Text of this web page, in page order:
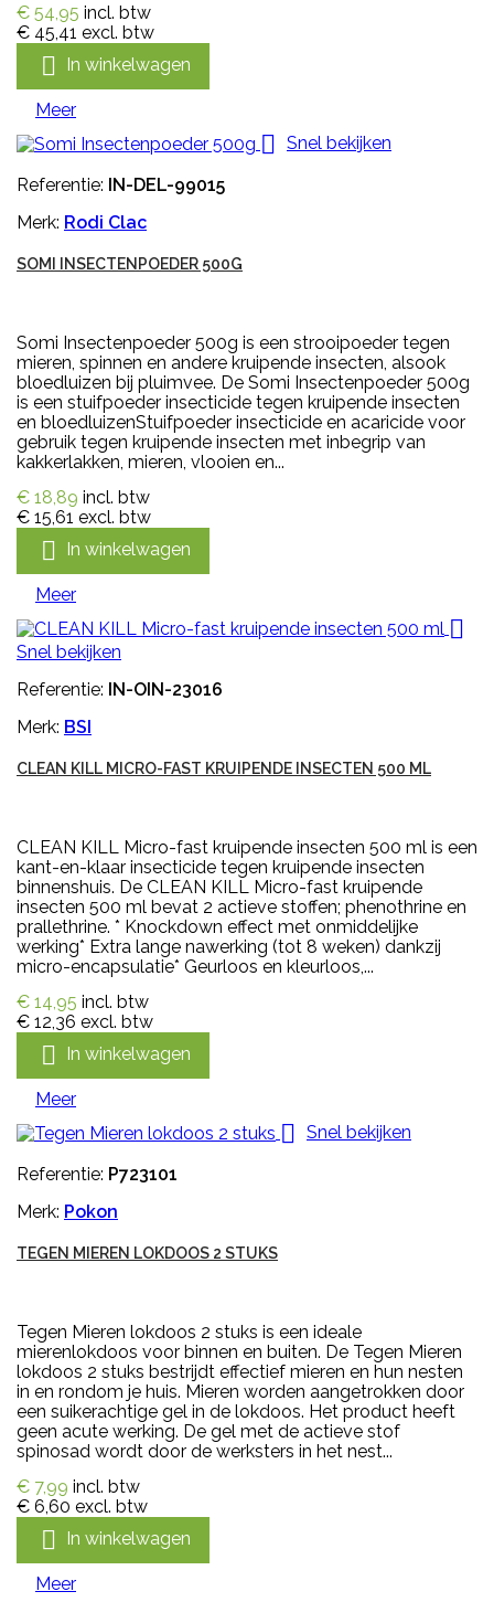
€ 54,95 incl. btw
€ 45,41 excl. btw
 In winkelwagen
Meer
 Snel bekijken
Referentie: IN-DEL-99015
Merk: Rodi Clac
SOMI INSECTENPOEDER 500G
Somi Insectenpoeder 500g is een strooipoeder tegen
mieren, spinnen en andere kruipende insecten, alsook
bloedluizen bij pluimvee. De Somi Insectenpoeder 500g
is een stuifpoeder insecticide tegen kruipende insecten
en bloedluizenStuifpoeder insecticide en acaricide voor
gebruik tegen kruipende insecten met inbegrip van
kakkerlakken, mieren, vlooien en...
€ 18,89 incl. btw
€ 15,61 excl. btw
 In winkelwagen
Meer

Snel bekijken
Referentie: IN-OIN-23016
Merk: BSI
CLEAN KILL MICRO-FAST KRUIPENDE INSECTEN 500 ML
CLEAN KILL Micro-fast kruipende insecten 500 ml is een
kant-en-klaar insecticide tegen kruipende insecten
binnenshuis. De CLEAN KILL Micro-fast kruipende
insecten 500 ml bevat 2 actieve stoffen; phenothrine en
prallethrine. * Knockdown effect met onmiddelijke
werking* Extra lange nawerking (tot 8 weken) dankzij
micro-encapsulatie* Geurloos en kleurloos,...
€ 14,95 incl. btw
€ 12,36 excl. btw
 In winkelwagen
Meer
 Snel bekijken
Referentie: P723101
Merk: Pokon
TEGEN MIEREN LOKDOOS 2 STUKS
Tegen Mieren lokdoos 2 stuks is een ideale
mierenlokdoos voor binnen en buiten. De Tegen Mieren
lokdoos 2 stuks bestrijdt effectief mieren en hun nesten
in en rondom je huis. Mieren worden aangetrokken door
een suikerachtige gel in de lokdoos. Het product heeft
geen acute werking. De gel met de actieve stof
spinosad wordt door de werksters in het nest...
€ 7,99 incl. btw
€ 6,60 excl. btw
 In winkelwagen
Meer